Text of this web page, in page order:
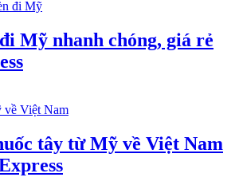
Mỹ nhanh chóng, giá rẻ
tây từ Mỹ về Việt Nam